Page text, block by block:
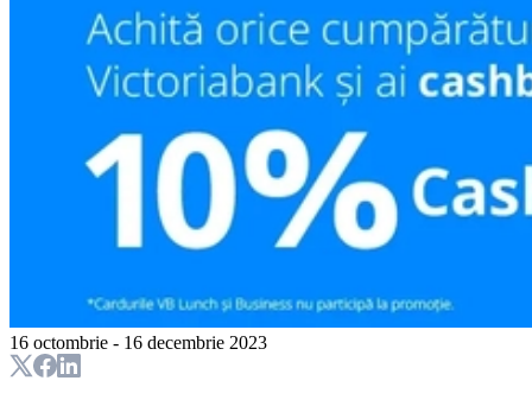
16 octombrie - 16 decembrie 2023